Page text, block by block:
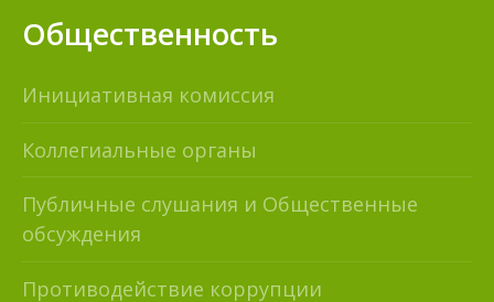
Общественность
Инициативная комиссия
Коллегиальные органы
Публичные слушания и Общественные
обсуждения
Противодействие коррупции